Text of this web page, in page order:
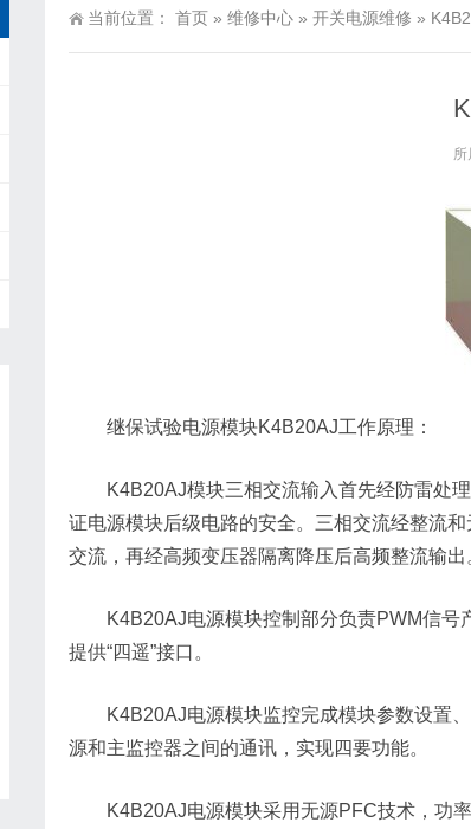
当前位置： 首页 » 维修中心 » 开关电源维修 »
所
继保试验电源模块K4B20AJ工作原理：
K4B20AJ模块三相交流输入首先经防雷处
证电源模块后级电路的安全。三相交流经整流
交流，再经高频变压器隔离降压后高频整流输出
K4B20AJ电源模块控制部分负责PWM信号
提供“四遥”接口。
K4B20AJ电源模块监控完成模块参数设置
源和主监控器之间的通讯，实现四要功能。
K4B20AJ电源模块采用无源PFC技术，功